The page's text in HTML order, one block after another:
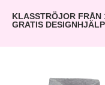
KLASSTRÖJOR
GRATIS DESIGNHJÄLP